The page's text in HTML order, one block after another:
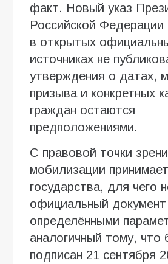
факт. Новый указ
Российской Федерации
в открытых
источниках не
утверждения о датах,
призыва и конкретных
граждан остаются
предположениями.
С правовой точки
мобилизации
государства, для чего
официальный документ
определёнными
аналогичный тому, что
подписан 21 сентября